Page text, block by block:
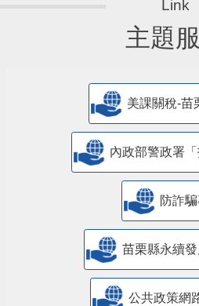
主題
美課關稅-苗
內政部警政署「
防詐
苗栗縣永續
公共政策網